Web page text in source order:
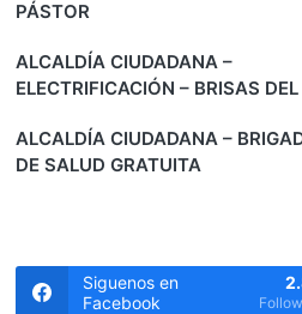
PÁSTOR
ALCALDÍA CIUDADANA –
ELECTRIFICACIÓN – BRISAS
ALCALDÍA CIUDADANA –
DE SALUD GRATUITA
Siguenos en
Facebook